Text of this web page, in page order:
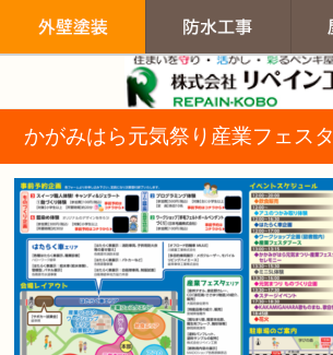
かがみはら元気祭り産業フェスタ